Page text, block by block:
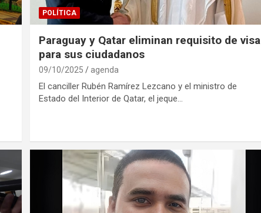
POLÍTICA
Paraguay y Qatar eliminan requisito de visa
para sus ciudadanos
09/10/2025 agenda
El canciller Rubén Ramírez Lezcano y el ministro de
Estado del Interior de Qatar, el jeque…